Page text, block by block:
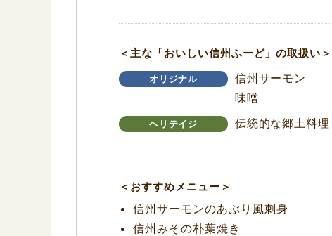
＜主な「おいしい信州ふーど」の取扱い＞
オリジナル
信州サーモン
味噌
ヘリテイジ 伝統的な郷土料理
＜おすすめメニュー＞
信州サーモンのあぶり風刺身
信州みその朴葉焼き